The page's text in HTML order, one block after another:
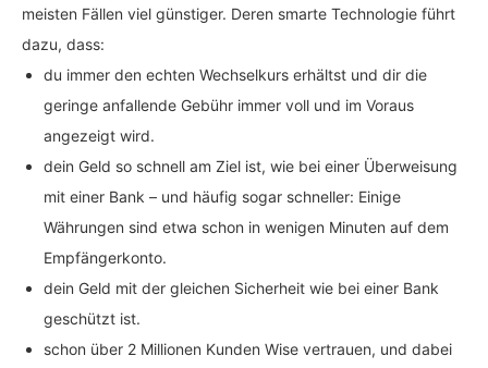
meisten Fällen viel günstiger. Deren smarte Technologie führt
dazu, dass:
du immer den echten Wechselkurs erhältst und dir die
geringe anfallende Gebühr immer voll und im Voraus
angezeigt wird.
dein Geld so schnell am Ziel ist, wie bei einer Überweisung
mit einer Bank – und häufig sogar schneller: Einige
Währungen sind etwa schon in wenigen Minuten auf dem
Empfängerkonto.
dein Geld mit der gleichen Sicherheit wie bei einer Bank
geschützt ist.
schon über 2 Millionen Kunden Wise vertrauen, und dabei